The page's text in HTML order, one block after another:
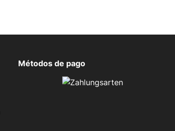
Métodos de pago